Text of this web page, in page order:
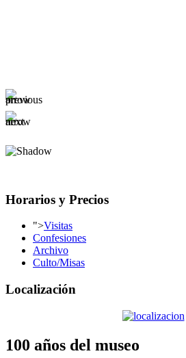
Horarios y Precios
">Visitas
Confesiones
Archivo
Culto/Misas
Localización
100 años del museo